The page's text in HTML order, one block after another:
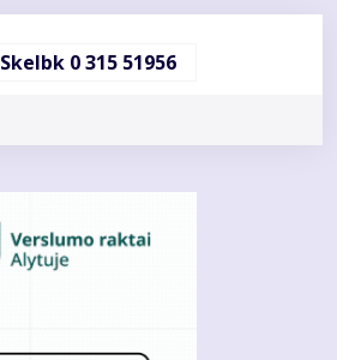
Skelbk 0 315 51956